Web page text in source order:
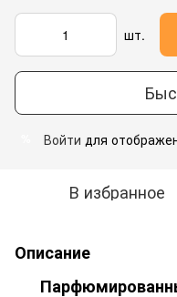
шт.
Войти для
В избранное
Описание